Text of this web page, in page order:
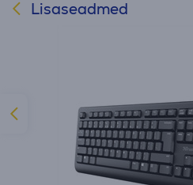
Lisaseadmed